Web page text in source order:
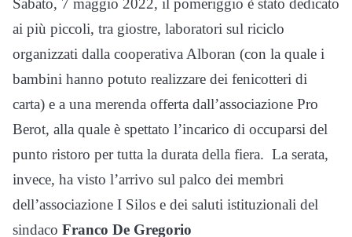
Sabato, 7 maggio 2022, il pomeriggio è stato dedicato
ai più piccoli, tra giostre, laboratori sul riciclo
organizzati dalla cooperativa Alboran (con la quale i
bambini hanno potuto realizzare dei fenicotteri di
carta) e a una merenda offerta dall’associazione Pro
Berot, alla quale è spettato l’incarico di occuparsi del
punto ristoro per tutta la durata della fiera. La serata,
invece, ha visto l’arrivo sul palco dei membri
dell’associazione I Silos e dei saluti istituzionali del
sindaco Franco De Gregorio